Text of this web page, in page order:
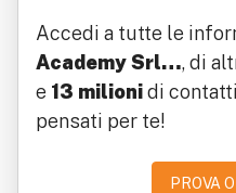
Accedi a tutte le
Academy Srl…, di
e 13 milionidi
pensati per te!
PROVA